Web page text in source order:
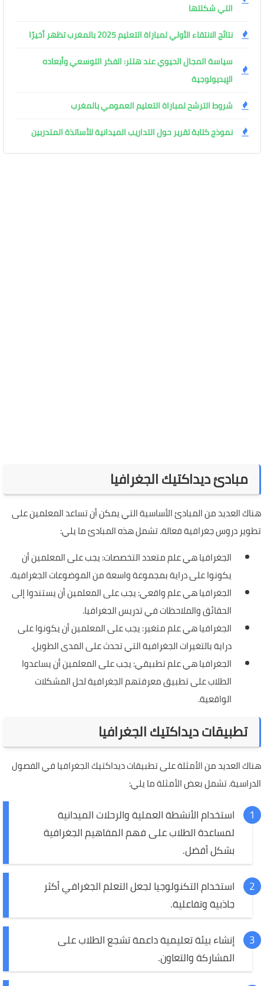
التي شكلتها
نتائج الانتقاء الأولي لمباراة التعليم 2025 بالمغرب تظهر أخيرًا
سياسة المجال الحيوي عند هتلر: الفكر التوسعي وأبعاده
الإيديولوجية
شروط الترشح لمباراة التعليم العمومي بالمغرب
نموذج كتابة تقرير حول التداريب الميدانية للأساتذة المتدربين
مبادئ ديداكتيك الجغرافيا
هناك العديد من المبادئ الأساسية التي يمكن أن تساعد المعلمين على
تطوير دروس جغرافية فعالة. تشمل هذه المبادئ ما يلي:
الجغرافيا هي علم متعدد التخصصات: يجب على المعلمين أن
يكونوا على دراية بمجموعة واسعة من الموضوعات الجغرافية.
الجغرافيا هي علم واقعي: يجب على المعلمين أن يستندوا إلى
الحقائق والملاحظات في تدريس الجغرافيا.
الجغرافيا هي علم متغير: يجب على المعلمين أن يكونوا على
دراية بالتغيرات الجغرافية التي تحدث على المدى الطويل.
الجغرافيا هي علم تطبيقي: يجب على المعلمين أن يساعدوا
الطلاب على تطبيق معرفتهم الجغرافية لحل المشكلات
الواقعية.
تطبيقات ديداكتيك الجغرافيا
هناك العديد من الأمثلة على تطبيقات ديداكتيك الجغرافيا في الفصول
الدراسية. تشمل بعض الأمثلة ما يلي:
استخدام الأنشطة العملية والرحلات الميدانية
لمساعدة الطلاب على فهم المفاهيم الجغرافية
بشكل أفضل.
استخدام التكنولوجيا لجعل التعلم الجغرافي أكثر
جاذبية وتفاعلية.
إنشاء بيئة تعليمية داعمة تشجع الطلاب على
المشاركة والتعاون.